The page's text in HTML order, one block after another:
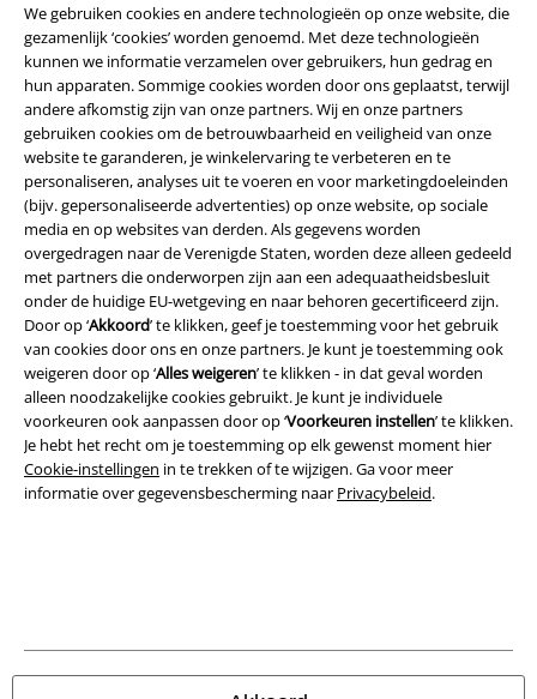
We gebruiken cookies en andere technologieën op onze website, die
gezamenlijk ‘cookies’ worden genoemd. Met deze technologieën
kunnen we informatie verzamelen over gebruikers, hun gedrag en
hun apparaten. Sommige cookies worden door ons geplaatst, terwijl
andere afkomstig zijn van onze partners. Wij en onze partners
gebruiken cookies om de betrouwbaarheid en veiligheid van onze
website te garanderen, je winkelervaring te verbeteren en te
personaliseren, analyses uit te voeren en voor marketingdoeleinden
(bijv. gepersonaliseerde advertenties) op onze website, op sociale
media en op websites van derden. Als gegevens worden
overgedragen naar de Verenigde Staten, worden deze alleen gedeeld
met partners die onderworpen zijn aan een adequaatheidsbesluit
onder de huidige EU-wetgeving en naar behoren gecertificeerd zijn.
Door op ‘Akkoord’ te klikken, geef je toestemming voor het gebruik
van cookies door ons en onze partners. Je kunt je toestemming ook
weigeren door op ‘Alles weigeren’ te klikken - in dat geval worden
alleen noodzakelijke cookies gebruikt. Je kunt je individuele
voorkeuren ook aanpassen door op ‘Voorkeuren instellen’ te klikken.
Je hebt het recht om je toestemming op elk gewenst moment hier
Cookie-instellingen in te trekken of te wijzigen. Ga voor meer
informatie over gegevensbescherming naar Privacybeleid.
Legal
Algemene Voorwaarden
Bedrijfsgegevens
Privacyverklaring
Verklaring van conformiteit
Informatie over toegankelijkheid
© 1986-2026 Large Popmerchandising B.V.